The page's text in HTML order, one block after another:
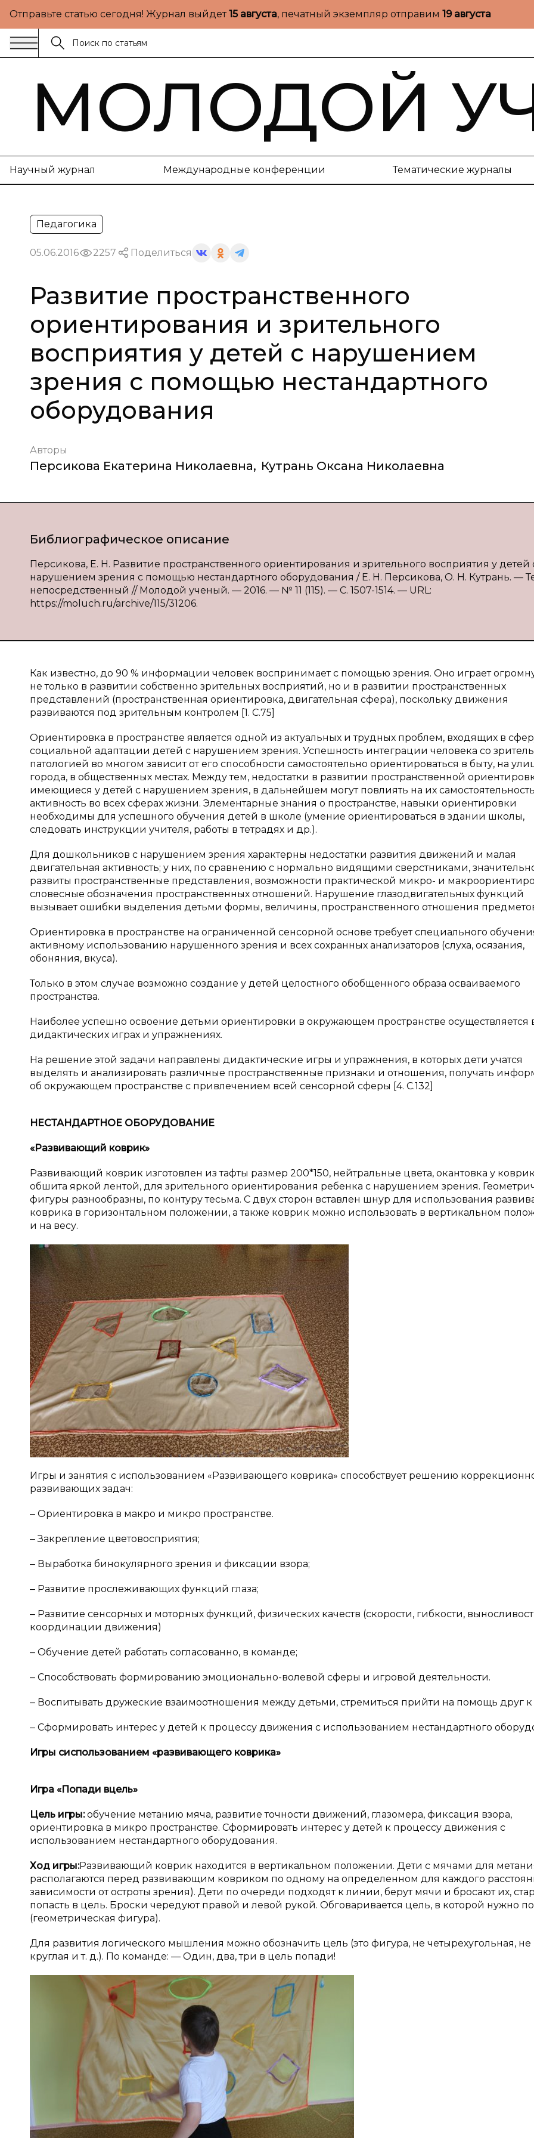
Отправьте статью сегодня! Журнал выйдет15 августа, печатный экземпляр отправим 19 августа
МОЛОДОЙ
Научный журнал Международные конференции Тематические журналы
Педагогика
05.06.2016 2257 Поделиться
Развитие пространственного
ориентирования и зрительного
восприятия у детей с нарушением
зрения с помощью нестандартного
оборудования
Авторы
Персикова Екатерина Николаевна, Кутрань Оксана Николаевна
Библиографическое описание
Персикова, Е. Н. Развитие пространственного ориентирования и зрительного восприятия у детей
нарушением зрения с помощью нестандартного оборудования / Е. Н. Персикова, О. Н. Кутрань. —
непосредственный // Молодой ученый. — 2016. — № 11 (115). — С. 1507-1514. — URL:
https://moluch.ru/archive/115/31206.
Как известно, до 90 % информации человек воспринимает с помощью зрения. Оно играет
не только в развитии собственно зрительных восприятий, но и в развитии пространственных
представлений (пространственная ориентировка, двигательная сфера), поскольку движения
развиваются под зрительным контролем [1. С.75]
Ориентировка в пространстве является одной из актуальных и трудных проблем, входящих в
социальной адаптации детей с нарушением зрения. Успешность интеграции человека со
патологией во многом зависит от его способности самостоятельно ориентироваться в быту, на
города, в общественных местах. Между тем, недостатки в развитии пространственной
имеющиеся у детей с нарушением зрения, в дальнейшем могут повлиять на их
активность во всех сферах жизни. Элементарные знания о пространстве, навыки ориентировки
необходимы для успешного обучения детей в школе (умение ориентироваться в здании школы,
следовать инструкции учителя, работы в тетрадях и др.).
Для дошкольников с нарушением зрения характерны недостатки развития движений и малая
двигательная активность; у них, по сравнению с нормально видящими сверстниками,
развиты пространственные представления, возможности практической микро- и
словесные обозначения пространственных отношений. Нарушение глазодвигательных функций
вызывает ошибки выделения детьми формы, величины, пространственного отношения
Ориентировка в пространстве на ограниченной сенсорной основе требует специального
активному использованию нарушенного зрения и всех сохранных анализаторов (слуха, осязания,
обоняния, вкуса).
Только в этом случае возможно создание у детей целостного обобщенного образа осваиваемого
пространства.
Наиболее успешно освоение детьми ориентировки в окружающем пространстве осуществляется
дидактических играх и упражнениях.
На решение этой задачи направлены дидактические игры и упражнения, в которых дети учатся
выделять и анализировать различные пространственные признаки и отношения, получать
об окружающем пространстве с привлечением всей сенсорной сферы [4. С.132]
НЕСТАНДАРТНОЕ ОБОРУДОВАНИЕ
«Развивающий коврик»
Развивающий коврик изготовлен из тафты размер 200*150, нейтральные цвета, окантовка у
обшита яркой лентой, для зрительного ориентирования ребенка с нарушением зрения.
фигуры разнообразны, по контуру тесьма. С двух сторон вставлен шнур для использования
коврика в горизонтальном положении, а также коврик можно использовать в вертикальном
и на весу.
Игры и занятия с использованием «Развивающего коврика» способствует решению
развивающих задач:
‒ Ориентировка в макро и микро пространстве.
‒ Закрепление цветовосприятия;
‒ Выработка бинокулярного зрения и фиксации взора;
‒ Развитие прослеживающих функций глаза;
‒ Развитие сенсорных и моторных функций, физических качеств (скорости, гибкости,
координации движения)
‒ Обучение детей работать согласованно, в команде;
‒ Способствовать формированию эмоционально-волевой сферы и игровой деятельности.
‒ Воспитывать дружеские взаимоотношения между детьми, стремиться прийти на помощь друг к
‒ Сформировать интерес у детей к процессу движения с использованием нестандартного
Игры сиспользованием «развивающего коврика»
Игра «Попади вцель»
Цель игры:обучение метанию мяча, развитие точности движений, глазомера, фиксация взора,
ориентировка в микро пространстве. Сформировать интерес у детей к процессу движения с
использованием нестандартного оборудования.
Ход игры:Развивающий коврик находится в вертикальном положении. Дети с мячами для
располагаются перед развивающим ковриком по одному на определенном для каждого
зависимости от остроты зрения). Дети по очереди подходят к линии, берут мячи и бросают их,
попасть в цель. Броски чередуют правой и левой рукой. Обговаривается цель, в которой нужно
(геометрическая фигура).
Для развития логического мышления можно обозначить цель (это фигура, не четырехугольная, не
круглая и т. д.). По команде: — Один, два, три в цель попади!